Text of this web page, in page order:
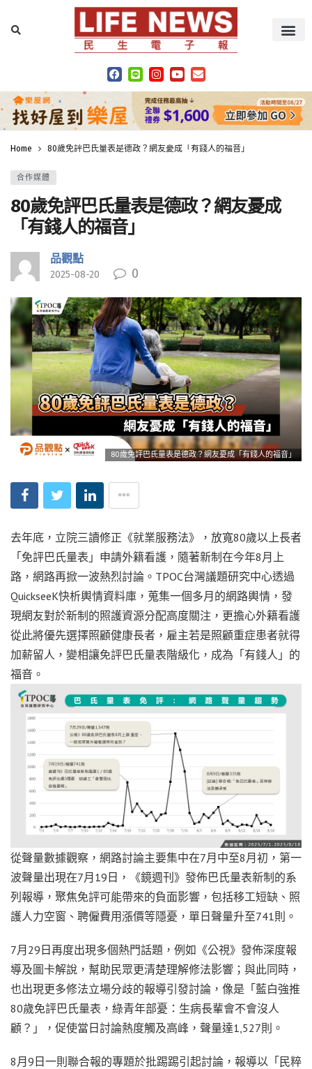
Home 80歲免評巴氏量表是德政？網友憂成「有錢人的福音」
合作媒體
80歲免評巴氏量表是德政？網友憂成
「有錢人的福音」
品觀點
2025-08-20 0
80歲免評巴氏量表是德政？網友憂成「有錢人的福音」
去年底，立院三讀修正《就業服務法》，放寬80歲以上長者
「免評巴氏量表」申請外籍看護，隨著新制在今年8月上
路，網路再掀一波熱烈討論。TPOC台灣議題研究中心透過
QuickseeK快析輿情資料庫，蒐集一個多月的網路輿情，發
現網友對於新制的照護資源分配高度關注，更擔心外籍看護
從此將優先選擇照顧健康長者，雇主若是照顧重症患者就得
加薪留人，變相讓免評巴氏量表階級化，成為「有錢人」的
福音。
從聲量數據觀察，網路討論主要集中在7月中至8月初，第一
波聲量出現在7月19日，《鏡週刊》發佈巴氏量表新制的系
列報導，聚焦免評可能帶來的負面影響，包括移工短缺、照
護人力空窗、聘僱費用漲價等隱憂，單日聲量升至741則。
7月29日再度出現多個熱門話題，例如《公視》發佈深度報
導及圖卡解說，幫助民眾更清楚理解修法影響；與此同時，
也出現更多修法立場分歧的報導引發討論，像是「藍白強推
80歲免評巴氏量表，綠青年部憂：生病長輩會不會沒人
顧？」，促使當日討論熱度觸及高峰，聲量達1,527則。
8月9日一則聯合報的專題於批踢踢引起討論，報導以「民粹